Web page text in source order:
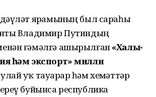
ярҙамының был сараһы
Владимир Путиндың
ғәмәлгә ашырылған«Халыҡ-
һәм экспорт» милли
уҡ тауарҙар һәм хеҙмәттәр
буйынса республика